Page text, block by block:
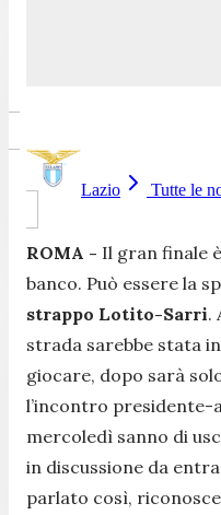
Lazio Tutte le
ROMA - Il gran finale
banco. Può essere la
strappo Lotito-Sarri.
strada sarebbe stata
giocare, dopo sarà
l’incontro presidente-
mercoledì sanno di
in discussione da
parlato così,